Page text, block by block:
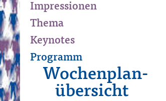
Impressionen
Thema
Keynotes
Programm
Wochenplan­
übersicht